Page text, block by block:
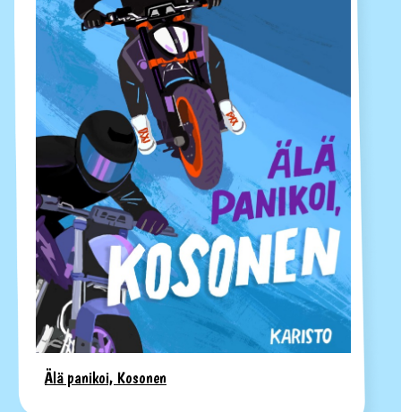
Älä panikoi, Kosonen